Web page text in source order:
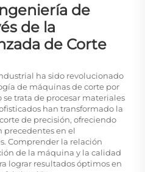
de
de la
de Corte
ha sido revolucionado
de máquinas de corte por
trata de procesar materiales
han transformado la
de precisión, ofreciendo
precedentes en el
Comprender la relación
de la máquina y la calidad
lograr resultados óptimos en